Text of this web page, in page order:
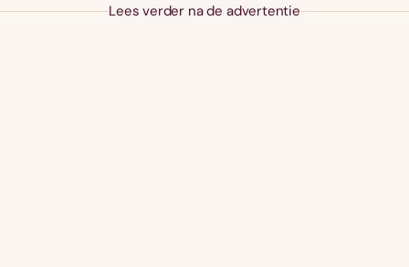
Lees verder na de advertentie